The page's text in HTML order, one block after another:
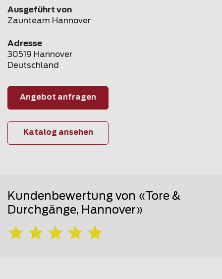
Ausgeführt von
Zaunteam Hannover
Adresse
30519 Hannover
Deutschland
Angebot anfragen
Katalog ansehen
Kundenbewertung von «Tore &
Durchgänge, Hannover»